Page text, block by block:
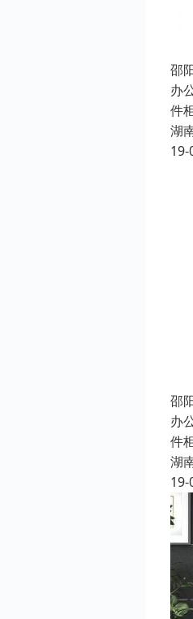
邵
办
件
湖
19-
邵
办
件
湖
19-